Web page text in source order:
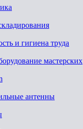
и гигиена труда
мастерских
антенны